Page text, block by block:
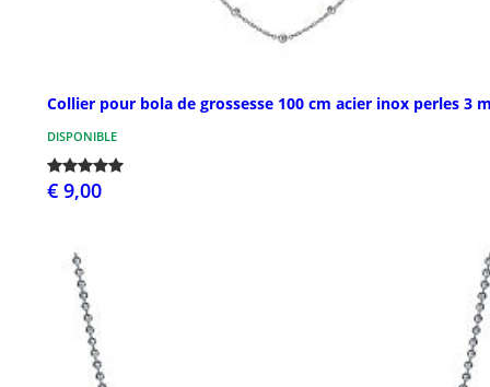
Collier pour bola de grossesse 100 cm acier inox perles 3
DISPONIBLE
€ 9,00